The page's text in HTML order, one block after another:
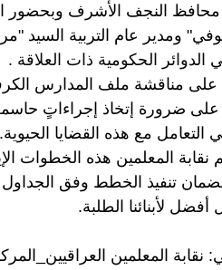
النجف الأشرف وبحضور
ومدير عام التربية السيد
الدوائر الحكومية ذات العلاقة .
على مناقشة ملف المدارس
على ضرورة إتخاذ إجراءاتٍ
التعامل مع هذه القضايا الحيوية.
نقابة المعلمين هذه الخطوات
تنفيذ الخطط وفق
لأبنائنا الطلبة.
نقابة المعلمين